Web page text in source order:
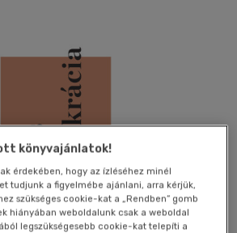
könyvajánlatok!
érdekében, hogy az ízléséhez minél
tudjunk a figyelmébe ajánlani, arra kérjük,
szükséges cookie-kat a „Rendben” gomb
hiányában weboldalunk csak a weboldal
legszükségesebb cookie-kat telepíti a